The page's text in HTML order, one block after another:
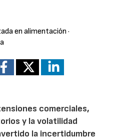
en alimentación ·
comerciales,
y la volatilidad
la incertidumbre